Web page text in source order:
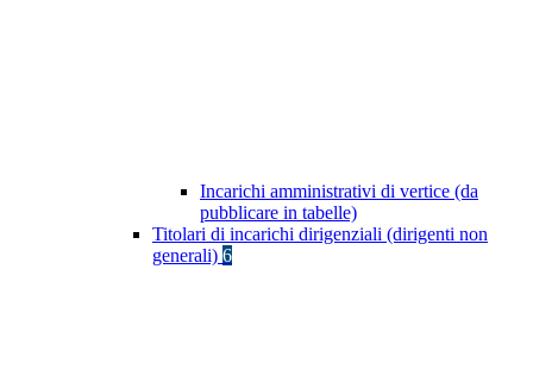
Incarichi amministrativi di vertice (da
pubblicare in tabelle)
Titolari di incarichi dirigenziali (dirigenti non
generali) 6